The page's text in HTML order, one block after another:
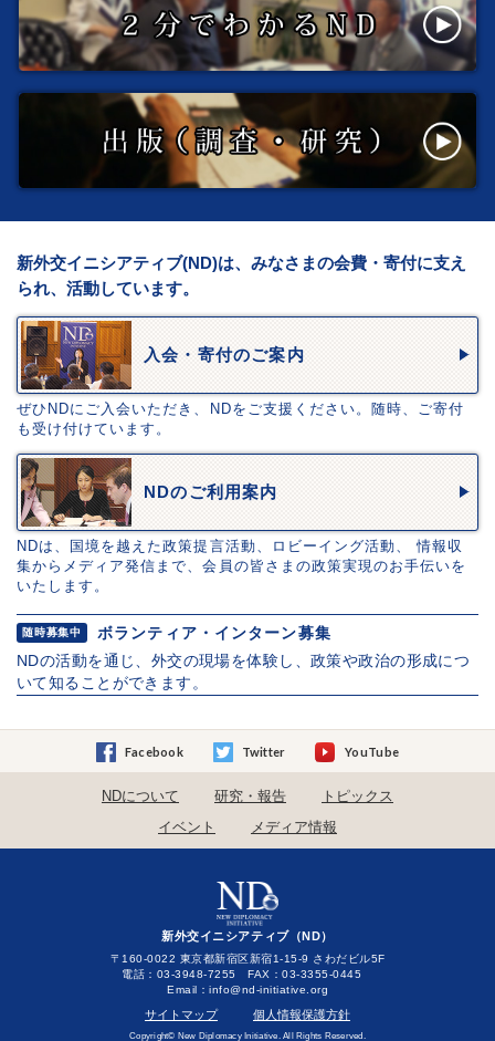
新外交イニシアティブ(ND)は、みなさまの会費・寄付に支え
られ、活動しています。
入会・寄付のご案内
ぜひNDにご入会いただき、NDをご支援ください。随時、ご寄付
も受け付けています。
NDのご利用案内
NDは、国境を越えた政策提言活動、ロビーイング活動、 情報収
集からメディア発信まで、会員の皆さまの政策実現のお手伝いを
いたします。
随時募集中
ボランティア・インターン募集
NDの活動を通じ、外交の現場を体験し、政策や政治の形成につ
いて知ることができます。
Facebook Twitter YouTube
NDについて 研究・報告
トピックス
イベント
メディア情報
新外交イニシアティブ（ND）
〒160-0022 東京都新宿区新宿1-15-9 さわだビル5F
電話：03-3948-7255 FAX：03-3355-0445
Email：
サイトマップ 個人情報保護方針
Copyright© New Diplomacy Initiative. All Rights Reserved.